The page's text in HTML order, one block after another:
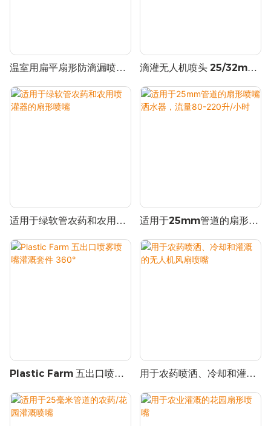
温室用扁平扇形防滴漏喷头
滴灌无人机喷头 25/32mm
适用于绿软管农药和农用喷
适用于25mm管道的扇形喷
小时
Plastic Farm 五出口喷雾
用于农药喷洒、冷却和灌溉